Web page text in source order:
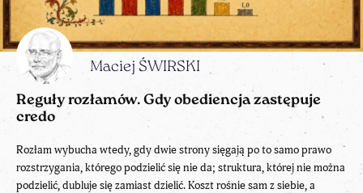
Maciej ŚWIRSKI
Reguły rozłamów. Gdy obediencja zastępuje
credo
Rozłam wybucha wtedy, gdy dwie strony sięgają po to samo prawo
rozstrzygania, którego podzielić się nie da; struktura, której nie można
podzielić, dubluje się zamiast dzielić. Koszt rośnie sam z siebie, a